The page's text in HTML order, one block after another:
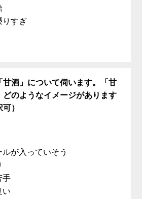
りすぎ
甘酒」について伺います。「甘
どのようなイメージがあります
）
が入っていそう
手
い